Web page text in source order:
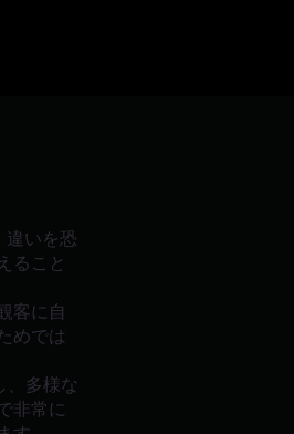
違いを恐
ること
客に自
めでは
、多様な
非常に